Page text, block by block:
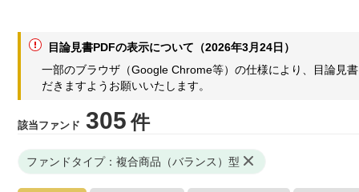
目論見書PDFの表示について（2026年3月24日）
一部のブラウザ（Google Chrome等）の仕様により、目論見
だきますようお願いいたします。
該当ファンド 305 件
ファンドタイプ：複合商品（バランス）型